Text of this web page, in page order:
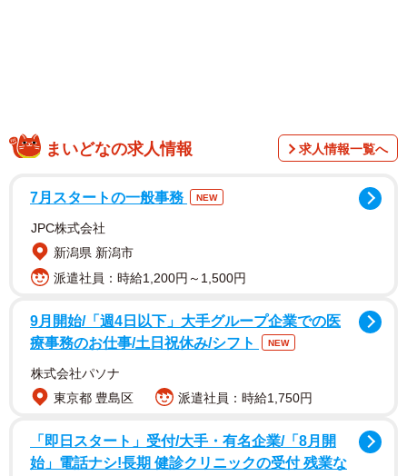
1/2
り薬のために作られているわけではなく、軟膏を入れる一般的な容器な
んです（イラストはイメージ／いらすとや）
まいどなの求人情報 求人情報一覧へ
7月スタートの一般事務 NEW
JPC株式会社
新潟県 新潟市
派遣社員：時給1,200円～1,500円
9月開始/「週4日以下」大手グループ企業での医
療事務のお仕事/土日祝休み/シフト
NEW
株式会社パソナ
東京都 豊島区
派遣社員：時給1,750円
「即日スタート」受付/大手・有名企業/「8月開
始」電話ナシ!長期 健診クリニックの受付 残業な